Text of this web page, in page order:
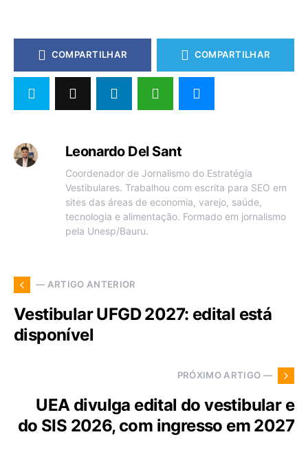
COMPARTILHAR COMPARTILHAR
Leonardo Del Sant
Coordenador de Jornalismo do Estratégia
Vestibulares. Trabalhou com escrita para SEO em
sites das áreas de economia, varejo, saúde,
tecnologia e alimentação. Formado em jornalismo
pela Unesp/Bauru.
— ARTIGO ANTERIOR
Vestibular UFGD 2027: edital está
disponível
PRÓXIMO ARTIGO —
UEA divulga edital do vestibular e
do SIS 2026, com ingresso em 2027